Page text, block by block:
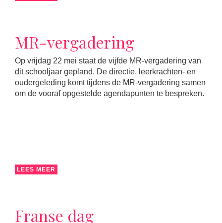
MR-vergadering
Op vrijdag 22 mei staat de vijfde MR-vergadering van
dit schooljaar gepland. De directie, leerkrachten- en
oudergeleding komt tijdens de MR-vergadering samen
om de vooraf opgestelde agendapunten te bespreken.
LEES MEER
Franse dag